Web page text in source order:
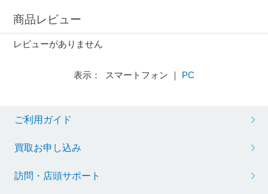
商品レビュー
レビューがありません
表示： スマートフォン ｜ PC
ご利用ガイド
買取お申し込み
訪問・店頭サポート